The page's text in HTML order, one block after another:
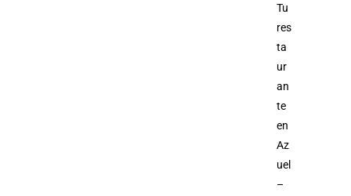
Tu
res
ta
ur
an
te
en
Az
uel
–